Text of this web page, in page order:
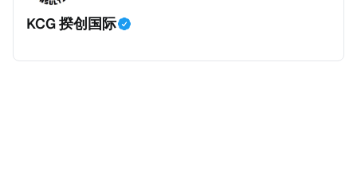
身份，包括在申请前连续居住11年，短暂缺席的少数例
外。由于印度不允许双重国籍，申请人必须放弃其原始
KCG 揆创国际